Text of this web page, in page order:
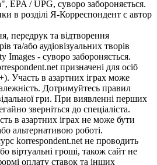
EPA / UPG, суворо забороняється.
в розділі Я-Корреспондент є автор
передрук та відтворення
та/або аудіовізуальних творів
Images - суворо забороняється.
призначені для осіб
Участь в азартних іграх може
Дотримуйтесь правил
гри. При виявленні перших
зверніться до спеціаліста.
в азартних іграх не може бути
альтернативою роботі.
korrespondent.net не проводить
віртуальні гроші, також сайт не
оплату ставок та інших